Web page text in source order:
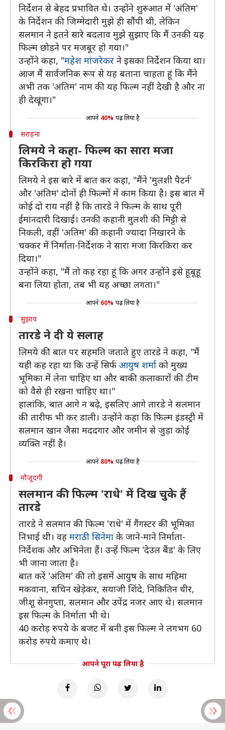
निर्देशन से बेहद प्रभावित थे। उन्होंने शुरुआत में 'अंतिम'
के निर्देशन की जिम्मेदारी मुझे ही सौंपी थी, लेकिन
सलमान ने इतने सारे बदलाव मुझे सुझाए कि मैं उनकी यह
फिल्म छोड़ने पर मजबूर हो गया।"
उन्होंने कहा, "महेश मांजरेकर ने इसका निर्देशन किया था।
आज मैं सार्वजनिक रूप से यह बताना चाहता हूं कि मैंने
अभी तक 'अंतिम' नाम की यह फिल्म नहीं देखी है और ना
ही देखूंगा।"
आपने 40% पढ़ लिया है
सराहना
लिमये ने कहा- फिल्म का सारा मजा
किरकिरा हो गया
लिमये ने इस बारे में बात कर कहा, "मैंने 'मुलशी पैटर्न'
और 'अंतिम' दोनों ही फिल्मों में काम किया है। इस बात में
कोई दो राय नहीं है कि तारडे ने फिल्म के साथ पूरी
ईमानदारी दिखाई। उनकी कहानी मुलशी की मिट्टी से
निकली, वहीं 'अतिम' की कहानी ज्यादा निखारने के
चक्कर में निर्माता-निर्देशक ने सारा मजा किरकिरा कर
दिया।"
उन्होंने कहा, "मैं तो कह रहा हूं कि अगर उन्होंने इसे हूबूहू
बना लिया होता, तब भी यह अच्छा लगता।"
आपने 60% पढ़ लिया है
सुझाव
तारडे ने दी ये सलाह
लिमये की बात पर सहमति जताते हुए तारडे ने कहा, "मैं
यही कह रहा था कि उन्हें सिर्फ आयुष शर्मा को मुख्य
भूमिका में लेना चाहिए था और बाकी कलाकारों की टीम
को वैसे ही रखना चाहिए था।"
हालांकि, बात आगे न बढ़े, इसलिए आगे तारडे ने सलमान
की तारीफ भी कर डाली। उन्होंने कहा कि फिल्म इंडस्ट्री में
सलमान खान जैसा मददगार और जमीन से जुड़ा कोई
व्यक्ति नहीं है।
आपने 80% पढ़ लिया है
मौजूदगी
सलमान की फिल्म 'राधे' में दिख चुके हैं
तारडे
तारडे ने सलमान की फिल्म 'राधे' में गैंगस्टर की भूमिका
निभाई थी। वह मराठी सिनेमा के जाने-माने निर्माता-
निर्देशक और अभिनेता हैं। उन्हें फिल्म 'देउल बैंड' के लिए
भी जाना जाता है।
बात करें 'अंतिम' की तो इसमें आयुष के साथ महिमा
मकवाना, सचिन खेड़ेकर, सयाजी शिंदे, निकितिन धीर,
जीशू सेनगुप्ता, सलमान और उपेंद्र नजर आए थे। सलमान
इस फिल्म के निर्माता भी थे।
40 करोड़ रुपये के बजट में बनी इस फिल्म ने लगभग 60
करोड़ रुपये कमाए थे।
आपने पूरा पढ़ लिया है